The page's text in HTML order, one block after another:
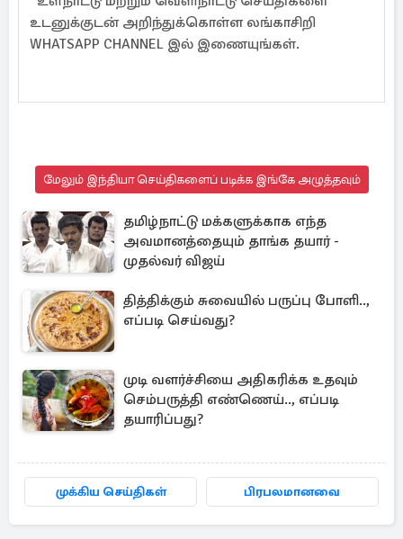
உடனுக்குடன் அறிந்துக்கொள்ள லங்காசிறி
WHATSAPP CHANNEL இல் இணையுங்கள்.
மேலும் இந்தியா செய்திகளைப் படிக்க இங்கே அழுத்தவும்
தமிழ்நாட்டு மக்களுக்காக எந்த
அவமானத்தையும் தாங்க தயார் -
முதல்வர் விஜய்
தித்திக்கும் சுவையில் பருப்பு போளி..,
எப்படி செய்வது?
முடி வளர்ச்சியை அதிகரிக்க உதவும்
செம்பருத்தி எண்ணெய்.., எப்படி
தயாரிப்பது?
முக்கிய செய்திகள் பிரபலமானவை